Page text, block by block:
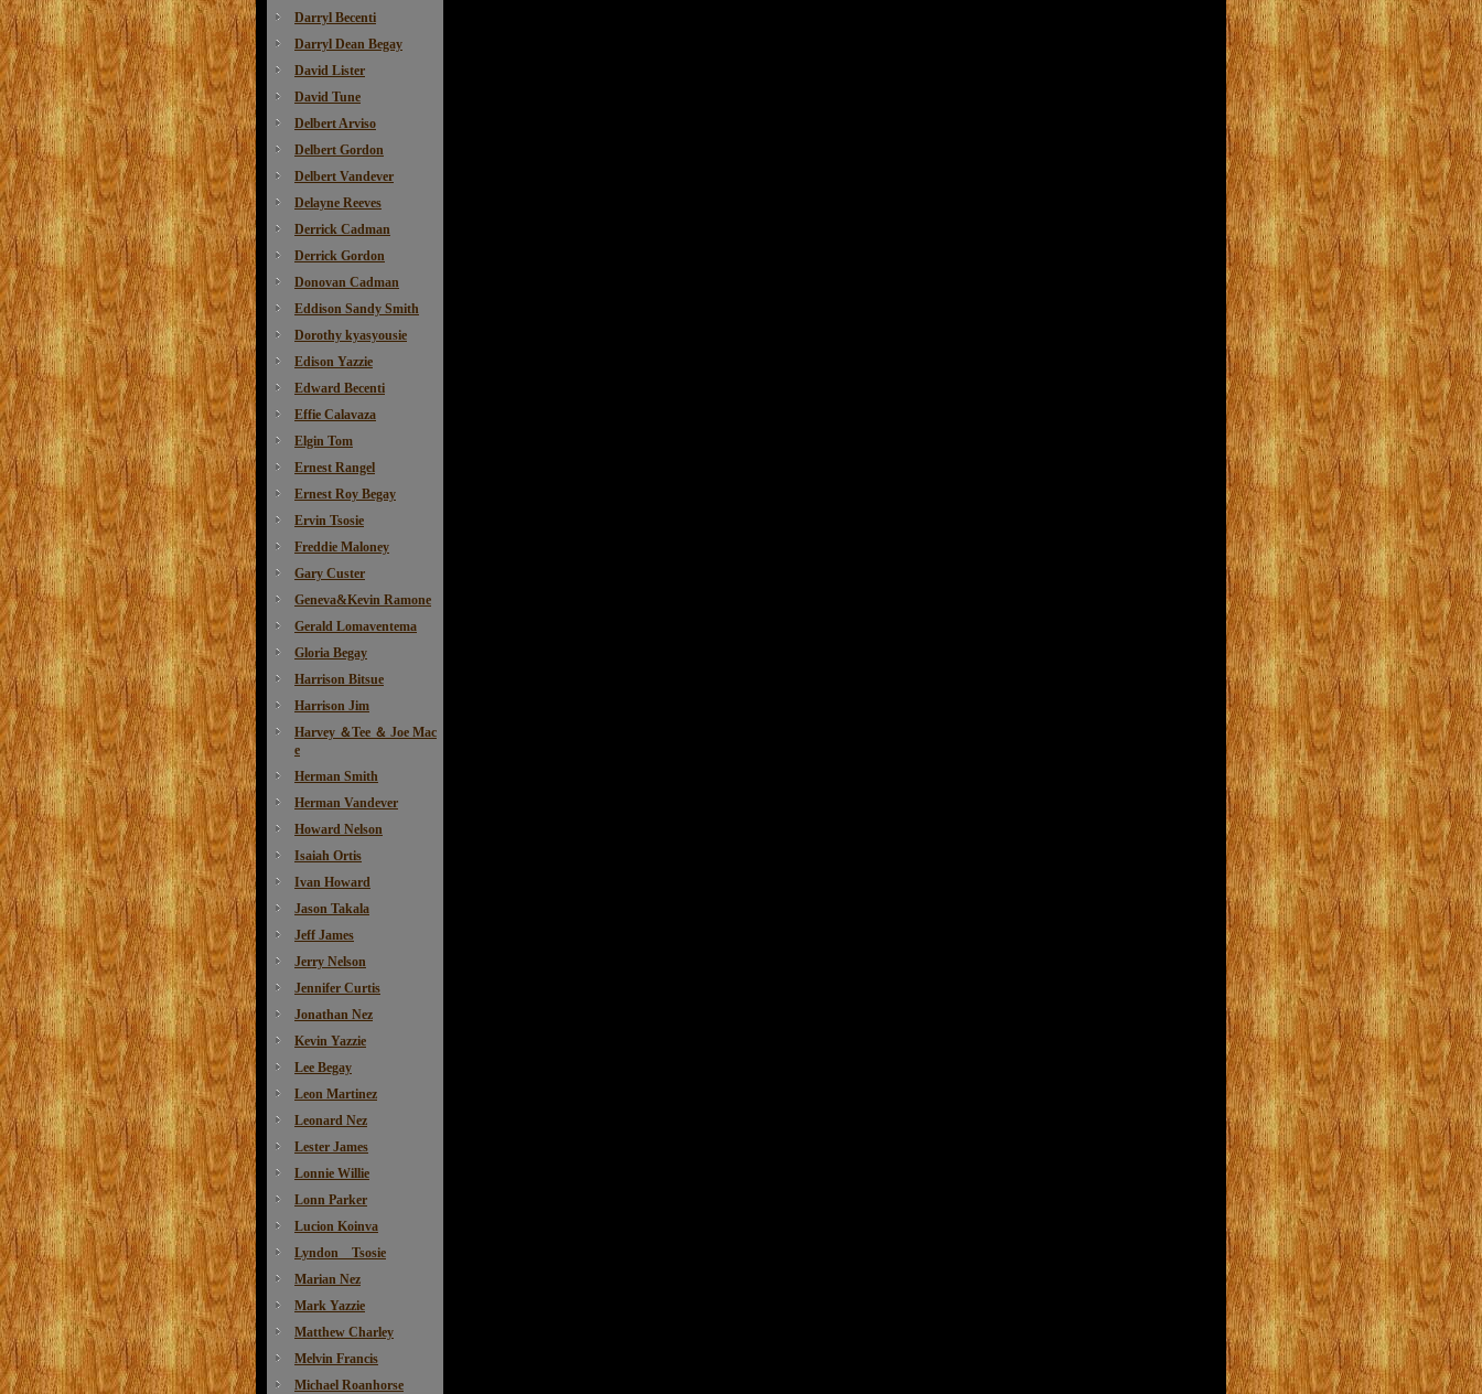
Darryl Becenti
Darryl Dean Begay
David Lister
David Tune
Delbert Arviso
Delbert Gordon
Delbert Vandever
Delayne Reeves
Derrick Cadman
Derrick Gordon
Donovan Cadman
Eddison Sandy Smith
Dorothy kyasyousie
Edison Yazzie
Edward Becenti
Effie Calavaza
Elgin Tom
Ernest Rangel
Ernest Roy Begay
Ervin Tsosie
Freddie Maloney
Gary Custer
Geneva&Kevin Ramone
Gerald Lomaventema
Gloria Begay
Harrison Bitsue
Harrison Jim
Harvey ＆Tee ＆ Joe Mac
e
Herman Smith
Herman Vandever
Howard Nelson
Isaiah Ortis
Ivan Howard
Jason Takala
Jeff James
Jerry Nelson
Jennifer Curtis
Jonathan Nez
Kevin Yazzie
Lee Begay
Leon Martinez
Leonard Nez
Lester James
Lonnie Willie
Lonn Parker
Lucion Koinva
Lyndon Tsosie
Marian Nez
Mark Yazzie
Matthew Charley
Melvin Francis
Michael Roanhorse